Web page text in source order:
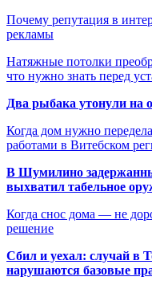
Почему репутация в
рекламы
Натяжные потолки
что нужно знать перед
Два рыбака утонули на
Когда дом нужно
работами в Витебском
В Шумилино
выхватил табельное
Когда снос дома — не
решение
Сбил и уехал: случай в
нарушаются базовые